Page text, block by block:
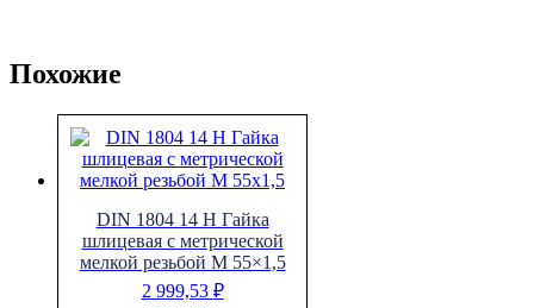
Похожие
DIN 1804 14 H Гайка
шлицевая с метрической
мелкой резьбой M 55×1,5
2 999,53 ₽